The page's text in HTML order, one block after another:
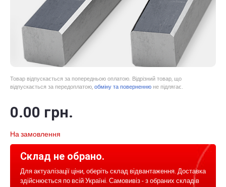
Товар відпускається за попередньою оплатою. Відрізний товар, що
відпускається за передоплатою, обміну та поверненню не підлягає.
0.00 грн.
На замовлення
Склад не обрано.
Для актуалізації ціни, оберіть склад відвантаження. Доставка
здійснюється по всій Україні. Самовивіз - з обраних складів